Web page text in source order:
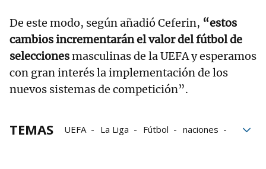
De este modo, según añadió Ceferin, “estos
cambios incrementarán el valor del fútbol de
seleccionesmasculinas de la UEFA y esperamos
con gran interés la implementación de los
nuevos sistemas de competición”.
TEMAS UEFA La Liga Fútbol
naciones